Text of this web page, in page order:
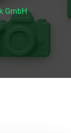
GmbH